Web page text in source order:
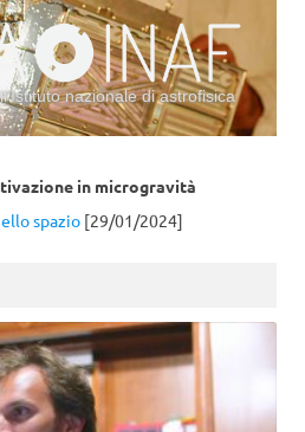
nazionale di astrofisica
in microgravità
spazio [29/01/2024]